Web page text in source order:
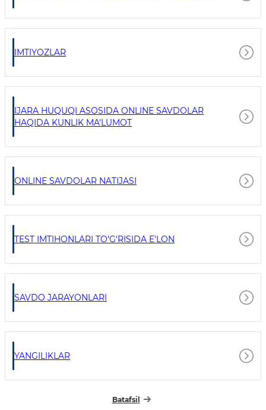
IMTIYOZLAR
IJARA HUQUQI ASOSIDA ONLINE SAVDOLAR
HAQIDA KUNLIK MA'LUMOT
ONLINE SAVDOLAR NATIJASI
TEST IMTIHONLARI TO'G'RISIDA E'LON
SAVDO JARAYONLARI
YANGILIKLAR
Batafsil